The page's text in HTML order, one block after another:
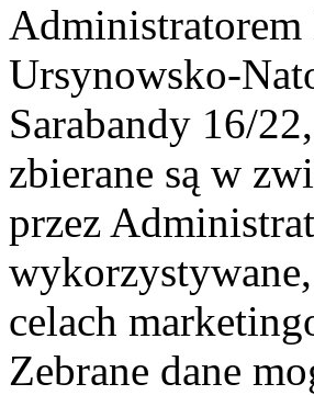
Administratorem
Ursynowsko-
Sarabandy 16/
zbierane są w
przez
celach
Zebrane dane